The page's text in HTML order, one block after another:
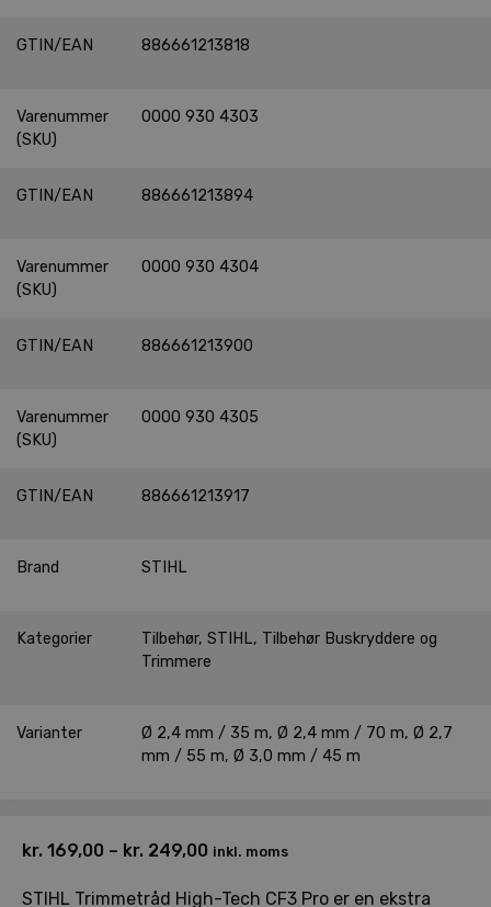
GTIN/EAN 886661213818
Varenummer
(SKU)
0000 930 4303
GTIN/EAN 886661213894
Varenummer
(SKU)
0000 930 4304
GTIN/EAN 886661213900
Varenummer
(SKU)
0000 930 4305
GTIN/EAN 886661213917
Brand STIHL
Kategorier Tilbehør, STIHL, Tilbehør Buskryddere og
Trimmere
Varianter
Ø 2,4 mm / 35 m, Ø 2,4 mm / 70 m, Ø 2,7
mm / 55 m, Ø 3,0 mm / 45 m
kr. 169,00 – kr. 249,00 Prisinterval:
inkl. moms
STIHL Trimmetråd High-Tech CF3 Pro er en ekstra